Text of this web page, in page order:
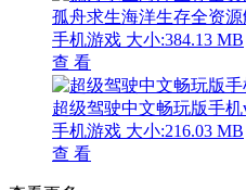
孤舟求生海洋生存全资
手机游戏 大小:384.13 MB
查 看
超级驾驶中文畅玩版手机
手机游戏 大小:216.03 MB
查 看